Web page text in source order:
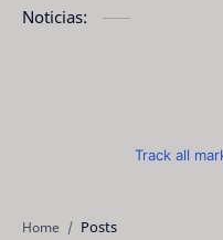
Noticias:
Track all
Home Posts